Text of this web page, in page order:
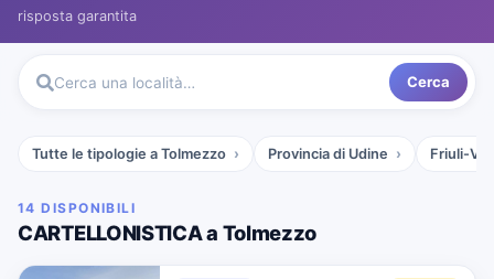
risposta garantita
Cerca una località… Cerca
Tutte le tipologie a Tolmezzo Provincia di Udine Friuli-
14 DISPONIBILI
CARTELLONISTICA a Tolmezzo